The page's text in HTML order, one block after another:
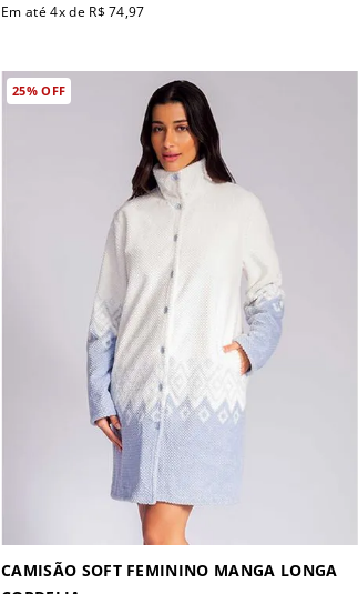
Em até4x de R$ 74,97
25%OFF
CAMISÃO SOFT FEMININO MANGA LONGA